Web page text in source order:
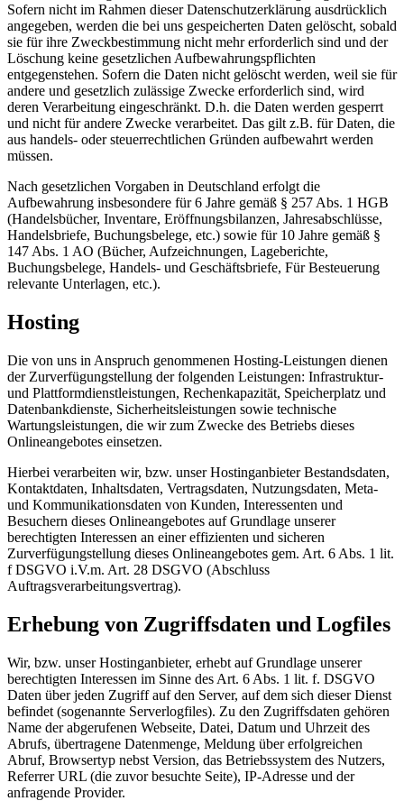
Sofern nicht im Rahmen dieser Datenschutzerklärung ausdrücklich
angegeben, werden die bei uns gespeicherten Daten gelöscht, sobald
sie für ihre Zweckbestimmung nicht mehr erforderlich sind und der
Löschung keine gesetzlichen Aufbewahrungspflichten
entgegenstehen. Sofern die Daten nicht gelöscht werden, weil sie für
andere und gesetzlich zulässige Zwecke erforderlich sind, wird
deren Verarbeitung eingeschränkt. D.h. die Daten werden gesperrt
und nicht für andere Zwecke verarbeitet. Das gilt z.B. für Daten, die
aus handels- oder steuerrechtlichen Gründen aufbewahrt werden
müssen.
Nach gesetzlichen Vorgaben in Deutschland erfolgt die
Aufbewahrung insbesondere für 6 Jahre gemäß § 257 Abs. 1 HGB
(Handelsbücher, Inventare, Eröffnungsbilanzen, Jahresabschlüsse,
Handelsbriefe, Buchungsbelege, etc.) sowie für 10 Jahre gemäß §
147 Abs. 1 AO (Bücher, Aufzeichnungen, Lageberichte,
Buchungsbelege, Handels- und Geschäftsbriefe, Für Besteuerung
relevante Unterlagen, etc.).
Hosting
Die von uns in Anspruch genommenen Hosting-Leistungen dienen
der Zurverfügungstellung der folgenden Leistungen: Infrastruktur-
und Plattformdienstleistungen, Rechenkapazität, Speicherplatz und
Datenbankdienste, Sicherheitsleistungen sowie technische
Wartungsleistungen, die wir zum Zwecke des Betriebs dieses
Onlineangebotes einsetzen.
Hierbei verarbeiten wir, bzw. unser Hostinganbieter Bestandsdaten,
Kontaktdaten, Inhaltsdaten, Vertragsdaten, Nutzungsdaten, Meta-
und Kommunikationsdaten von Kunden, Interessenten und
Besuchern dieses Onlineangebotes auf Grundlage unserer
berechtigten Interessen an einer effizienten und sicheren
Zurverfügungstellung dieses Onlineangebotes gem. Art. 6 Abs. 1 lit.
f DSGVO i.V.m. Art. 28 DSGVO (Abschluss
Auftragsverarbeitungsvertrag).
Erhebung von Zugriffsdaten und Logfiles
Wir, bzw. unser Hostinganbieter, erhebt auf Grundlage unserer
berechtigten Interessen im Sinne des Art. 6 Abs. 1 lit. f. DSGVO
Daten über jeden Zugriff auf den Server, auf dem sich dieser Dienst
befindet (sogenannte Serverlogfiles). Zu den Zugriffsdaten gehören
Name der abgerufenen Webseite, Datei, Datum und Uhrzeit des
Abrufs, übertragene Datenmenge, Meldung über erfolgreichen
Abruf, Browsertyp nebst Version, das Betriebssystem des Nutzers,
Referrer URL (die zuvor besuchte Seite), IP-Adresse und der
anfragende Provider.